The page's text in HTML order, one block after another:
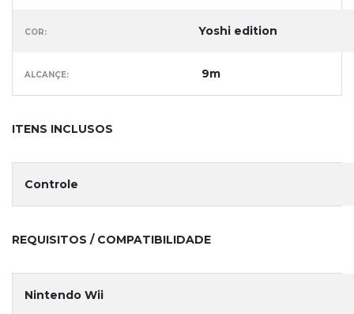
COR: Yoshi edition
ALCANÇE: 9m
ITENS INCLUSOS
Controle
REQUISITOS / COMPATIBILIDADE
Nintendo Wii